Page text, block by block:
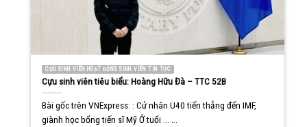
CỰU SINH VIÊN HOẠT ĐỘNG SINH VIÊN TIN TỨC
Cựu sinh viên tiêu biểu: Hoàng Hữu Đà – TTC 52B
Bài gốc trên VNExpress: : Cử nhân U40 tiến thẳng đến IMF,
giành học bổng tiến sĩ Mỹ Ở tuổi ... ...